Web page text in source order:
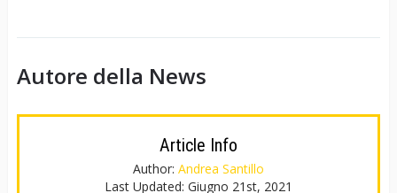
Autore della News
Article Info
Author: Andrea Santillo
Last Updated: Giugno 21st, 2021